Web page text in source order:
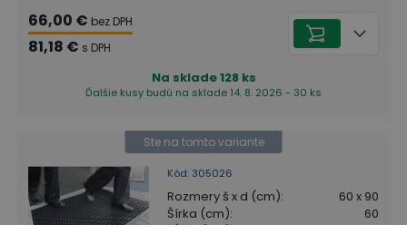
66,00 € bez DPH
81,18 € s DPH
Na sklade128 ks
Ďalšie kusy budú na sklade 14. 8. 2026 - 30 ks
Kód: 305026
Ste na tomto variante
Rozmery š x d (cm):
60 x 90
Šírka (cm):
60